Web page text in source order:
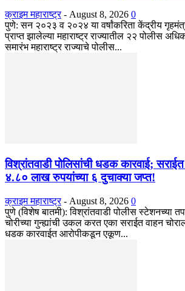
क्राइम महाराष्ट्र - August 8, 2026 0
​पुणे: सन २०२३ व २०२४ या वर्षांकरिता केंद्रीय
प्राप्त झालेल्या महाराष्ट्र राज्यातील २२ पोलीस
समारंभ महाराष्ट्र राज्याचे पोलीस...
विश्रांतवाडी पोलिसांची धडक कारवाई;
४.८० लाख रुपयांच्या ६ दुचाक्या जप्त!
क्राइम महाराष्ट्र - August 8, 2026 0
पुणे (विशेष बातमी): विश्रांतवाडी पोलीस स्टेशनच्या
चोरीच्या गुन्ह्यांची उकल करत एका सराईत वाहन
धडक कारवाईत आरोपीकडून एकूण...